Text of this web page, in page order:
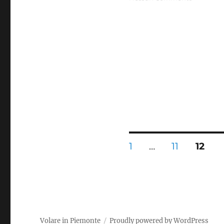
Paginazione
PAGINA
1 … PAGINA
11 12
Volare in Piemonte Proudly powered by WordPress